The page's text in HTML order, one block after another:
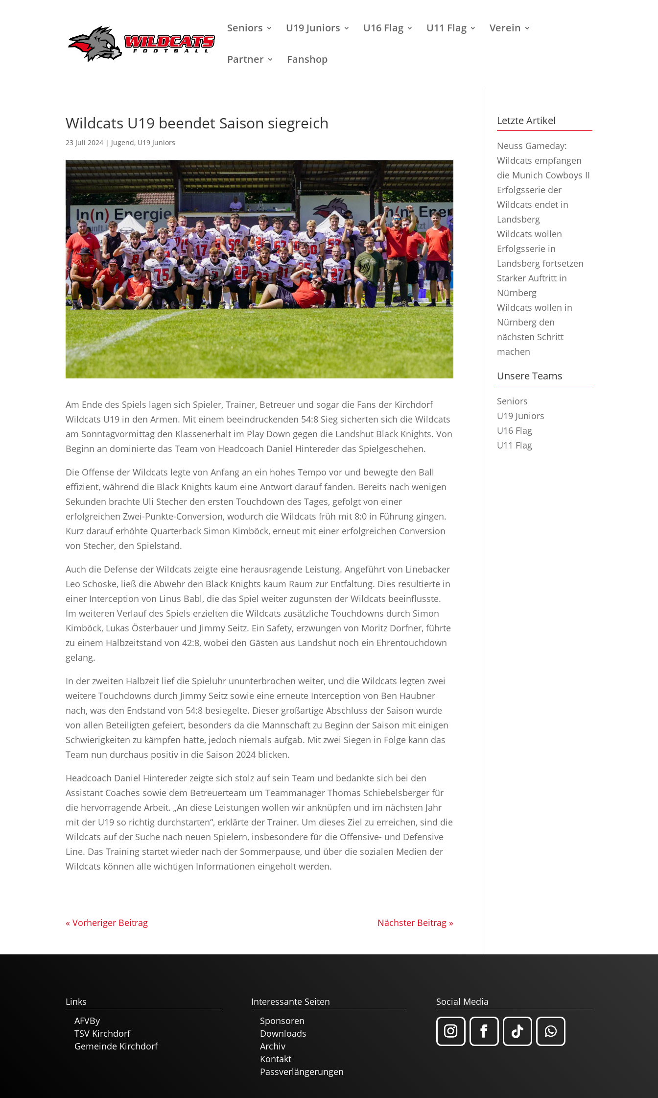
Seniors U19 Juniors U16 Flag U11 Flag Verein
Partner Fanshop
Wildcats U19 beendet Saison siegreich
23 Juli 2024 | Jugend, U19 Juniors
Am Ende des Spiels lagen sich Spieler, Trainer, Betreuer und sogar die Fans der Kirchdorf
Wildcats U19 in den Armen. Mit einem beeindruckenden 54:8 Sieg sicherten sich die Wildcats
am Sonntagvormittag den Klassenerhalt im Play Down gegen die Landshut Black Knights. Von
Beginn an dominierte das Team von Headcoach Daniel Hintereder das Spielgeschehen.
Die Offense der Wildcats legte von Anfang an ein hohes Tempo vor und bewegte den Ball
effizient, während die Black Knights kaum eine Antwort darauf fanden. Bereits nach wenigen
Sekunden brachte Uli Stecher den ersten Touchdown des Tages, gefolgt von einer
erfolgreichen Zwei-Punkte-Conversion, wodurch die Wildcats früh mit 8:0 in Führung gingen.
Kurz darauf erhöhte Quarterback Simon Kimböck, erneut mit einer erfolgreichen Conversion
von Stecher, den Spielstand.
Auch die Defense der Wildcats zeigte eine herausragende Leistung. Angeführt von Linebacker
Leo Schoske, ließ die Abwehr den Black Knights kaum Raum zur Entfaltung. Dies resultierte in
einer Interception von Linus Babl, die das Spiel weiter zugunsten der Wildcats beeinflusste.
Im weiteren Verlauf des Spiels erzielten die Wildcats zusätzliche Touchdowns durch Simon
Kimböck, Lukas Österbauer und Jimmy Seitz. Ein Safety, erzwungen von Moritz Dorfner, führte
zu einem Halbzeitstand von 42:8, wobei den Gästen aus Landshut noch ein Ehrentouchdown
gelang.
In der zweiten Halbzeit lief die Spieluhr ununterbrochen weiter, und die Wildcats legten zwei
weitere Touchdowns durch Jimmy Seitz sowie eine erneute Interception von Ben Haubner
nach, was den Endstand von 54:8 besiegelte. Dieser großartige Abschluss der Saison wurde
von allen Beteiligten gefeiert, besonders da die Mannschaft zu Beginn der Saison mit einigen
Schwierigkeiten zu kämpfen hatte, jedoch niemals aufgab. Mit zwei Siegen in Folge kann das
Team nun durchaus positiv in die Saison 2024 blicken.
Headcoach Daniel Hintereder zeigte sich stolz auf sein Team und bedankte sich bei den
Assistant Coaches sowie dem Betreuerteam um Teammanager Thomas Schiebelsberger für
die hervorragende Arbeit. „An diese Leistungen wollen wir anknüpfen und im nächsten Jahr
mit der U19 so richtig durchstarten“, erklärte der Trainer. Um dieses Ziel zu erreichen, sind die
Wildcats auf der Suche nach neuen Spielern, insbesondere für die Offensive- und Defensive
Line. Das Training startet wieder nach der Sommerpause, und über die sozialen Medien der
Wildcats können alle wichtigen Informationen eingeholt werden.
« Vorheriger Beitrag Nächster Beitrag »
Letzte Artikel
Neuss Gameday:
Wildcats empfangen
die Munich Cowboys II
Erfolgsserie der
Wildcats endet in
Landsberg
Wildcats wollen
Erfolgsserie in
Landsberg fortsetzen
Starker Auftritt in
Nürnberg
Wildcats wollen in
Nürnberg den
nächsten Schritt
machen
Unsere Teams
Seniors
U19 Juniors
U16 Flag
U11 Flag
Links
AFVBy
TSV Kirchdorf
Gemeinde Kirchdorf
Interessante Seiten
Sponsoren
Downloads
Archiv
Kontakt
Passverlängerungen
Social Media